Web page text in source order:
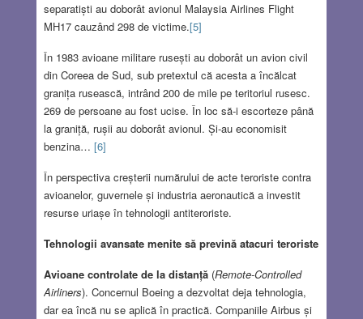
separatiști au doborât avionul Malaysia Airlines Flight
MH17 cauzând 298 de victime.[5]
În 1983 avioane militare rusești au doborât un avion civil
din Coreea de Sud, sub pretextul că acesta a încălcat
granița rusească, intrând 200 de mile pe teritoriul rusesc.
269 de persoane au fost ucise. În loc să-i escorteze până
la graniță, rușii au doborât avionul. Și-au economisit
benzina… [6]
În perspectiva creșterii numărului de acte teroriste contra
avioanelor, guvernele și industria aeronautică a investit
resurse uriașe în tehnologii antiteroriste.
Tehnologii avansate menite să prevină atacuri teroriste
Avioane controlate de la distanță(Remote-Controlled
Airliners). Concernul Boeing a dezvoltat deja tehnologia,
dar ea încă nu se aplică în practică. Companiile Airbus și